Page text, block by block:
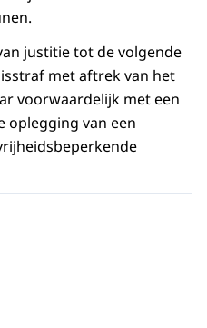
justitie tot de volgende
met aftrek van het
voorwaardelijk met een
oplegging van een